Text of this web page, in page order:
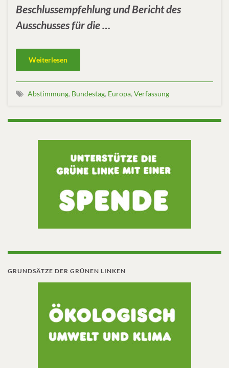
Beschlussempfehlung und Bericht des
Ausschusses für die …
Weiterlesen
Abstimmung, Bundestag, Europa, Verfassung
GRUNDSÄTZE DER GRÜNEN LINKEN